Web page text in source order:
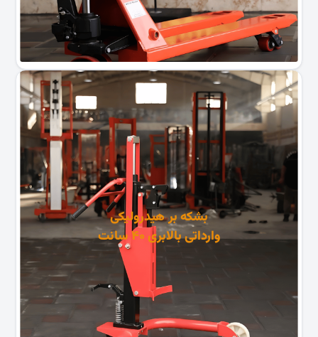
بشکه بر هیدرولیکی
وارداتی بالابری ۴۰ سانت